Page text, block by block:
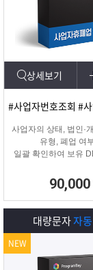
상세보기
#사업자번호조회 #
사업자의 상태, 법인·
유형, 폐업 여
일괄 확인하여 보유
프로그램
90,000
대량문자자
NEW